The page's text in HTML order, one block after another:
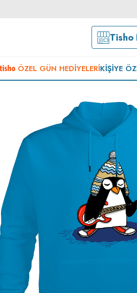
Tisho
ÖZEL GÜN HEDIYELERIKIŞIYE